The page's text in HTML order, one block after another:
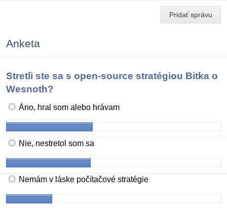
Pridať správu
Anketa
Stretli ste sa s open-source stratégiou Bitka o
Wesnoth?
Áno, hral som alebo hrávam
Nie, nestretol som sa
Nemám v láske počítačové stratégie